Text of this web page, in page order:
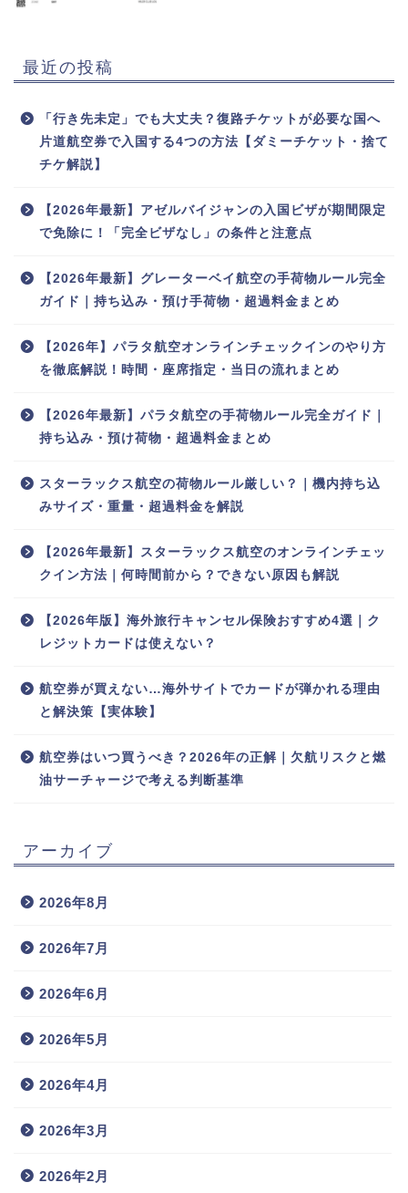
最近の投稿
「行き先未定」でも大丈夫？復路チケットが必要な国へ
片道航空券で入国する4つの方法【ダミーチケット・捨て
チケ解説】
【2026年最新】アゼルバイジャンの入国ビザが期間限定
で免除に！「完全ビザなし」の条件と注意点
【2026年最新】グレーターベイ航空の手荷物ルール完全
ガイド｜持ち込み・預け手荷物・超過料金まとめ
【2026年】パラタ航空オンラインチェックインのやり方
を徹底解説！時間・座席指定・当日の流れまとめ
【2026年最新】パラタ航空の手荷物ルール完全ガイド｜
持ち込み・預け荷物・超過料金まとめ
スターラックス航空の荷物ルール厳しい？｜機内持ち込
みサイズ・重量・超過料金を解説
【2026年最新】スターラックス航空のオンラインチェッ
クイン方法｜何時間前から？できない原因も解説
【2026年版】海外旅行キャンセル保険おすすめ4選｜ク
レジットカードは使えない？
航空券が買えない…海外サイトでカードが弾かれる理由
と解決策【実体験】
航空券はいつ買うべき？2026年の正解｜欠航リスクと燃
油サーチャージで考える判断基準
アーカイブ
2026年8月
2026年7月
2026年6月
2026年5月
2026年4月
2026年3月
2026年2月